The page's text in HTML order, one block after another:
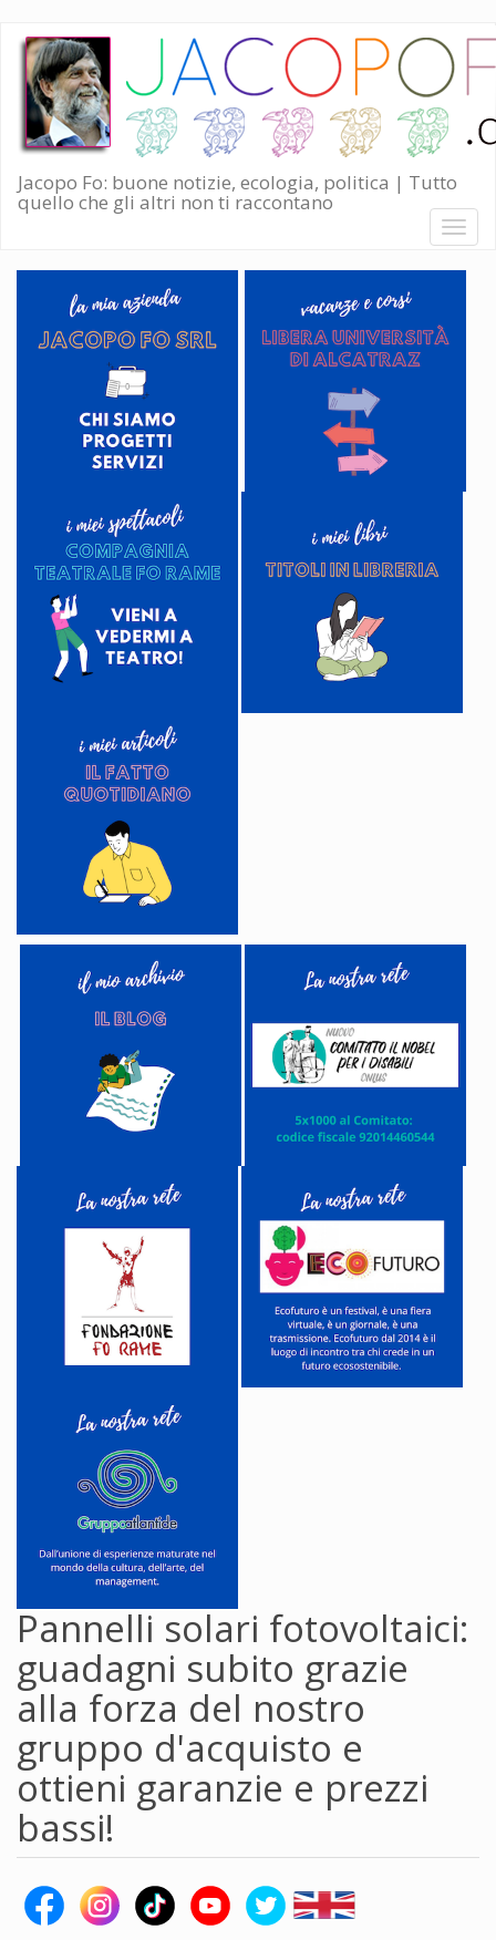
Salta
contenuto
principale
Jacopo Fo: buone notizie, ecologia, politica | Tutto
quello che gli altri non ti raccontano
Toggle
Pannelli solari fotovoltaici:
guadagni subito grazie
alla forza del nostro
gruppo d'acquisto e
ottieni garanzie e prezzi
bassi!